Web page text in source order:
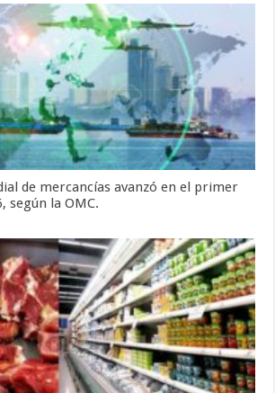
de mercancías avanzó en el primer
según la OMC.